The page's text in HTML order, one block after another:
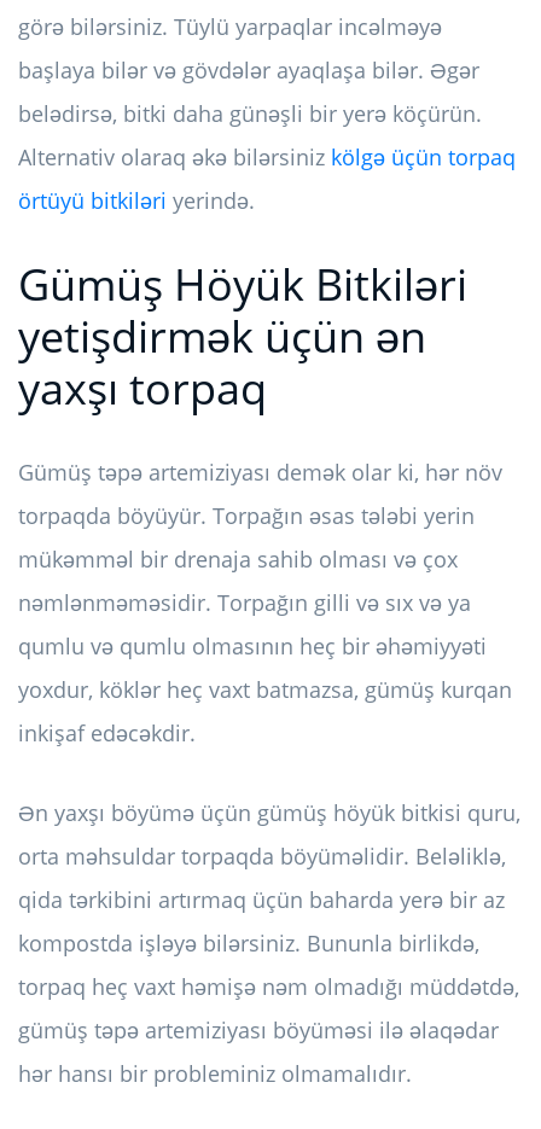
görə bilərsiniz. Tüylü yarpaqlar incəlməyə
başlaya bilər və gövdələr ayaqlaşa bilər. Əgər
belədirsə, bitki daha günəşli bir yerə köçürün.
Alternativ olaraq əkə bilərsiniz kölgə üçün torpaq
örtüyü bitkiləri yerində.
Gümüş Höyük Bitkiləri
yetişdirmək üçün ən
yaxşı torpaq
Gümüş təpə artemiziyası demək olar ki, hər növ
torpaqda böyüyür. Torpağın əsas tələbi yerin
mükəmməl bir drenaja sahib olması və çox
nəmlənməməsidir. Torpağın gilli və sıx və ya
qumlu və qumlu olmasının heç bir əhəmiyyəti
yoxdur, köklər heç vaxt batmazsa, gümüş kurqan
inkişaf edəcəkdir.
Ən yaxşı böyümə üçün gümüş höyük bitkisi quru,
orta məhsuldar torpaqda böyüməlidir. Beləliklə,
qida tərkibini artırmaq üçün baharda yerə bir az
kompostda işləyə bilərsiniz. Bununla birlikdə,
torpaq heç vaxt həmişə nəm olmadığı müddətdə,
gümüş təpə artemiziyası böyüməsi ilə əlaqədar
hər hansı bir probleminiz olmamalıdır.